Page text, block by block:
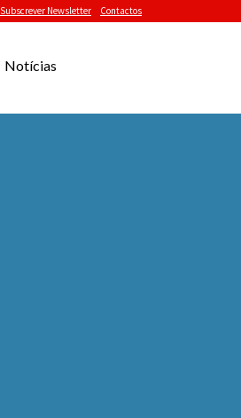
Subscrever Newsletter Contactos
Notícias